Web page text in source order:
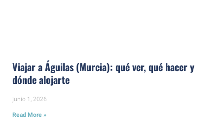
Viajar a Águilas (Murcia): qué ver, qué hacer y
dónde alojarte
junio 1, 2026
Read More »